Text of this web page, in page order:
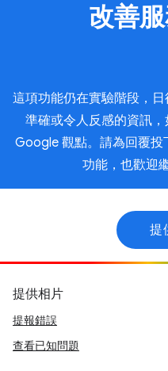
改善
這項功能仍在實驗階段，
準確或令人反感的資訊
Google 觀點。請為回覆投
功能，也歡迎
提
提供相片
提報錯誤
查看已知問題